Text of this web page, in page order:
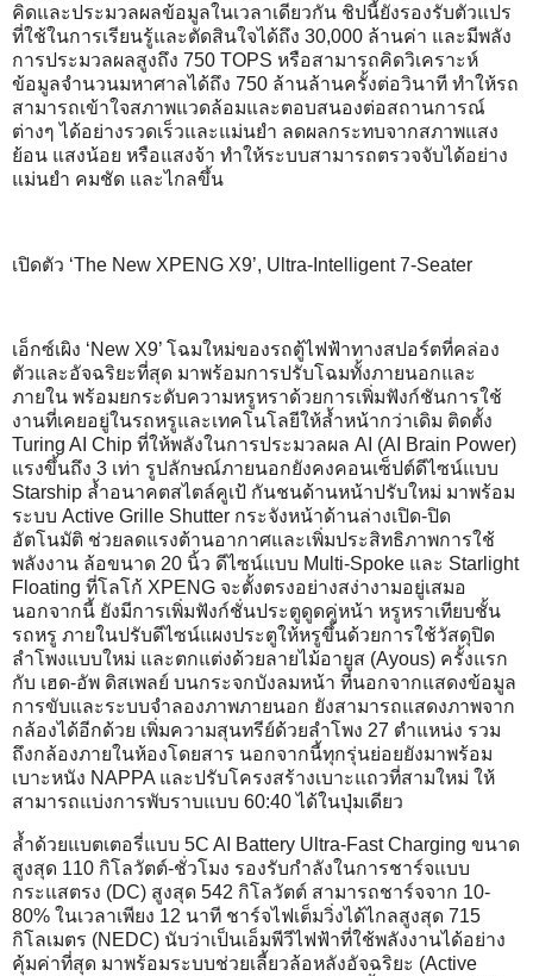
คิดและประมวลผลข้อมูลในเวลาเดียวกัน ชิปนี้ยังรองรับตัวแปร
ที่ใช้ในการเรียนรู้และตัดสินใจได้ถึง 30,000 ล้านค่า และมีพลัง
การประมวลผลสูงถึง 750 TOPS หรือสามารถคิดวิเคราะห์
ข้อมูลจำนวนมหาศาลได้ถึง 750 ล้านล้านครั้งต่อวินาที ทำให้รถ
สามารถเข้าใจสภาพแวดล้อมและตอบสนองต่อสถานการณ์
ต่างๆ ได้อย่างรวดเร็วและแม่นยำ ลดผลกระทบจากสภาพแสง
ย้อน แสงน้อย หรือแสงจ้า ทำให้ระบบสามารถตรวจจับได้อย่าง
แม่นยำ คมชัด และไกลขึ้น
เปิดตัว ‘The New XPENG X9’, Ultra-Intelligent 7-Seater
เอ็กซ์เผิง ‘New X9’ โฉมใหม่ของรถตู้ไฟฟ้าทางสปอร์ตที่คล่อง
ตัวและอัจฉริยะที่สุด มาพร้อมการปรับโฉมทั้งภายนอกและ
ภายใน พร้อมยกระดับความหรูหราด้วยการเพิ่มฟังก์ชันการใช้
งานที่เคยอยู่ในรถหรูและเทคโนโลยีให้ล้ำหน้ากว่าเดิม ติดตั้ง
Turing AI Chip ที่ให้พลังในการประมวลผล AI (AI Brain Power)
แรงขึ้นถึง 3 เท่า รูปลักษณ์ภายนอกยังคงคอนเซ็ปต์ดีไซน์แบบ
Starship ล้ำอนาคตสไตล์คูเป้ กันชนด้านหน้าปรับใหม่ มาพร้อม
ระบบ Active Grille Shutter กระจังหน้าด้านล่างเปิด-ปิด
อัตโนมัติ ช่วยลดแรงต้านอากาศและเพิ่มประสิทธิภาพการใช้
พลังงาน ล้อขนาด 20 นิ้ว ดีไซน์แบบ Multi-Spoke และ Starlight
Floating ที่โลโก้ XPENG จะตั้งตรงอย่างสง่างามอยู่เสมอ
นอกจากนี้ ยังมีการเพิ่มฟังก์ชั่นประตูดูดคู่หน้า หรูหราเทียบชั้น
รถหรู ภายในปรับดีไซน์แผงประตูให้หรูขึ้นด้วยการใช้วัสดุปิด
ลำโพงแบบใหม่ และตกแต่งด้วยลายไม้อายูส (Ayous) ครั้งแรก
กับ เฮด-อัพ ดิสเพลย์ บนกระจกบังลมหน้า ที่นอกจากแสดงข้อมูล
การขับและระบบจำลองภาพภายนอก ยังสามารถแสดงภาพจาก
กล้องได้อีกด้วย เพิ่มความสุนทรีย์ด้วยลำโพง 27 ตำแหน่ง รวม
ถึงกล้องภายในห้องโดยสาร นอกจากนี้ทุกรุ่นย่อยยังมาพร้อม
เบาะหนัง NAPPA และปรับโครงสร้างเบาะแถวที่สามใหม่ ให้
สามารถแบ่งการพับราบแบบ 60:40 ได้ในปุ่มเดียว
ล้ำด้วยแบตเตอรี่แบบ 5C AI Battery Ultra-Fast Charging ขนาด
สูงสุด 110 กิโลวัตต์-ชั่วโมง รองรับกำลังในการชาร์จแบบ
กระแสตรง (DC) สูงสุด 542 กิโลวัตต์ สามารถชาร์จจาก 10-
80% ในเวลาเพียง 12 นาที ชาร์จไฟเต็มวิ่งได้ไกลสูงสุด 715
กิโลเมตร (NEDC) นับว่าเป็นเอ็มพีวีไฟฟ้าที่ใช้พลังงานได้อย่าง
คุ้มค่าที่สุด มาพร้อมระบบช่วยเลี้ยวล้อหลังอัจฉริยะ (Active